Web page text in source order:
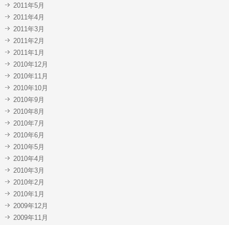
2011年5月
2011年4月
2011年3月
2011年2月
2011年1月
2010年12月
2010年11月
2010年10月
2010年9月
2010年8月
2010年7月
2010年6月
2010年5月
2010年4月
2010年3月
2010年2月
2010年1月
2009年12月
2009年11月